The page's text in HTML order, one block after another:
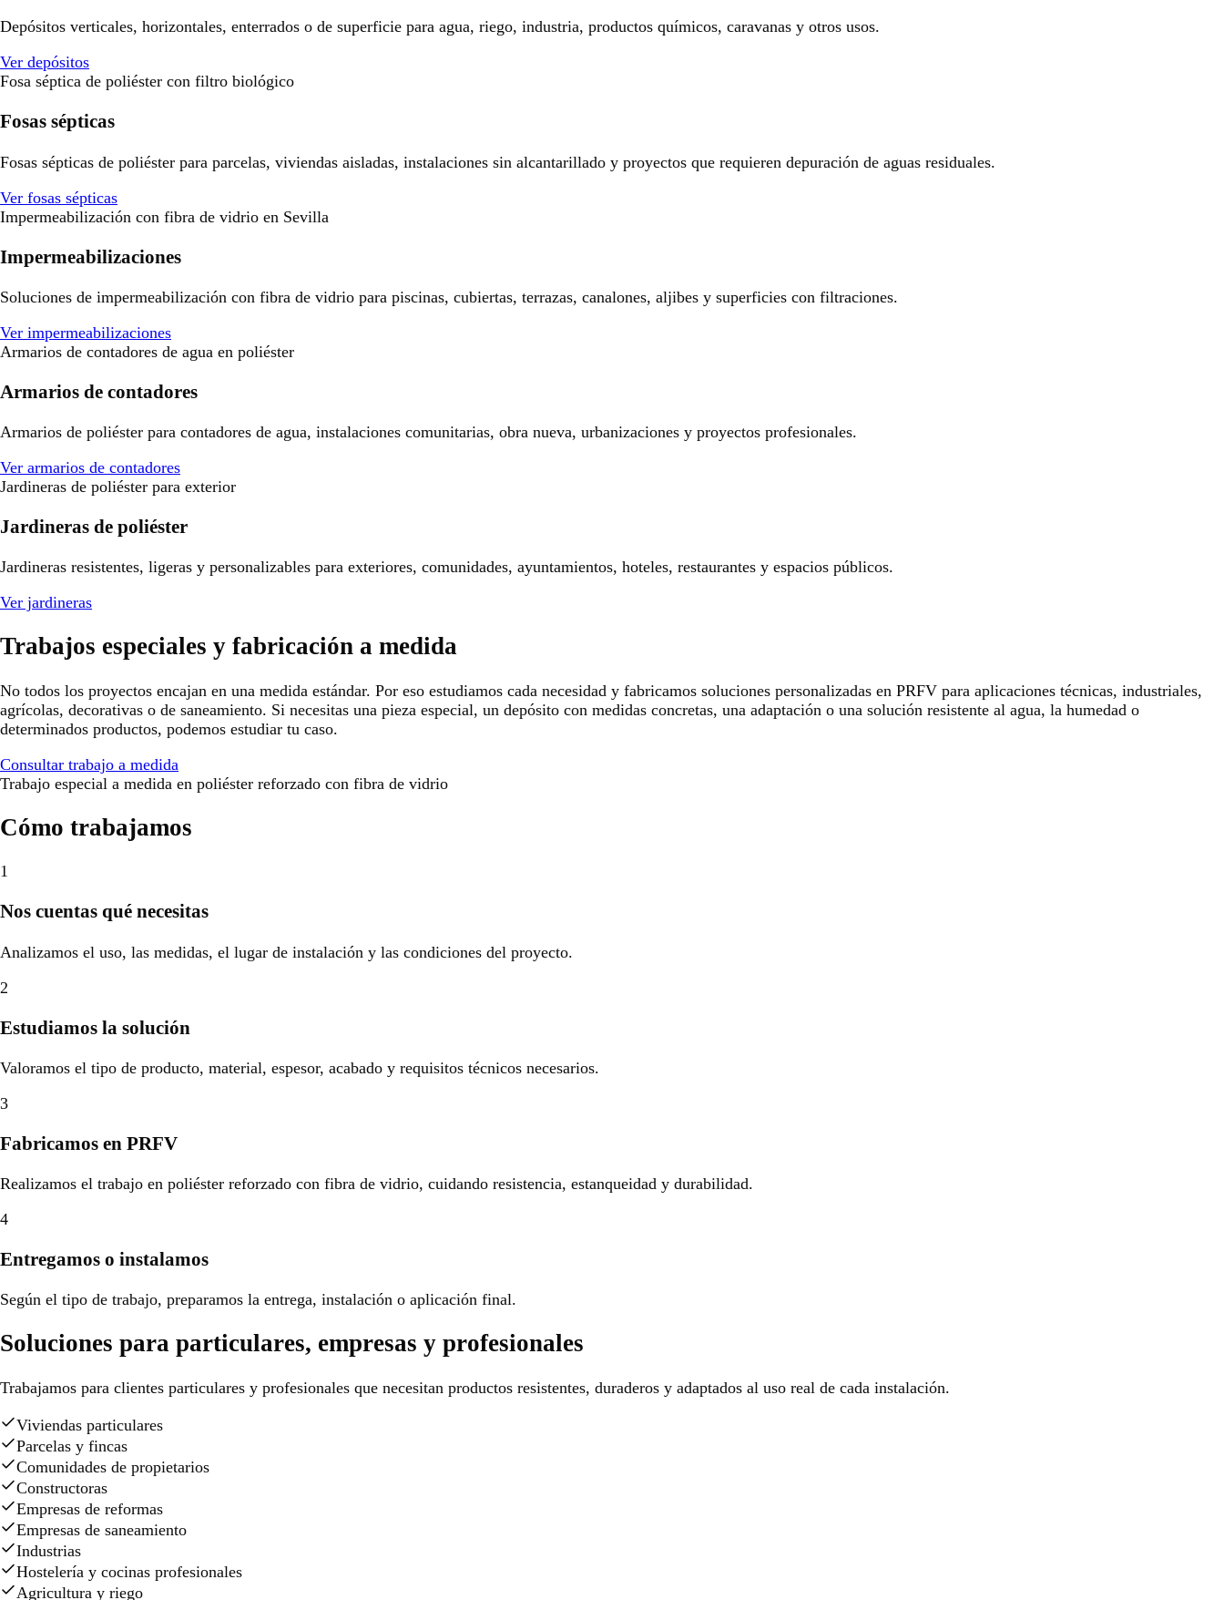
Depósitos verticales, horizontales, enterrados o de superficie para agua, riego, industria, productos químicos, caravanas y otros usos.
Ver depósitos
Fosa séptica de poliéster con filtro biológico
Fosas sépticas
Fosas sépticas de poliéster para parcelas, viviendas aisladas, instalaciones sin alcantarillado y proyectos que requieren depuración de aguas residuales.
Ver fosas sépticas
Impermeabilización con fibra de vidrio en Sevilla
Impermeabilizaciones
Soluciones de impermeabilización con fibra de vidrio para piscinas, cubiertas, terrazas, canalones, aljibes y superficies con filtraciones.
Ver impermeabilizaciones
Armarios de contadores de agua en poliéster
Armarios de contadores
Armarios de poliéster para contadores de agua, instalaciones comunitarias, obra nueva, urbanizaciones y proyectos profesionales.
Ver armarios de contadores
Jardineras de poliéster para exterior
Jardineras de poliéster
Jardineras resistentes, ligeras y personalizables para exteriores, comunidades, ayuntamientos, hoteles, restaurantes y espacios públicos.
Ver jardineras
Trabajos especiales y fabricación a medida
No todos los proyectos encajan en una medida estándar. Por eso estudiamos cada necesidad y fabricamos soluciones personalizadas en PRFV para aplicaciones técnicas, industriales,
agrícolas, decorativas o de saneamiento. Si necesitas una pieza especial, un depósito con medidas concretas, una adaptación o una solución resistente al agua, la humedad o
determinados productos, podemos estudiar tu caso.
Consultar trabajo a medida
Trabajo especial a medida en poliéster reforzado con fibra de vidrio
Cómo trabajamos
1
Nos cuentas qué necesitas
Analizamos el uso, las medidas, el lugar de instalación y las condiciones del proyecto.
2
Estudiamos la solución
Valoramos el tipo de producto, material, espesor, acabado y requisitos técnicos necesarios.
3
Fabricamos en PRFV
Realizamos el trabajo en poliéster reforzado con fibra de vidrio, cuidando resistencia, estanqueidad y durabilidad.
4
Entregamos o instalamos
Según el tipo de trabajo, preparamos la entrega, instalación o aplicación final.
Soluciones para particulares, empresas y profesionales
Trabajamos para clientes particulares y profesionales que necesitan productos resistentes, duraderos y adaptados al uso real de cada instalación.
Viviendas particulares
Parcelas y fincas
Comunidades de propietarios
Constructoras
Empresas de reformas
Empresas de saneamiento
Industrias
Hostelería y cocinas profesionales
Agricultura y riego